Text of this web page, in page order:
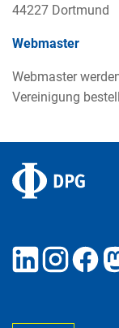
44227 Dortmund
Webmaster
Webmaster
Vereinigung